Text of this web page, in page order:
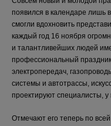
появился в календаре лишь
смогли вдохновить
каждый год 16 ноября
и талантливейших людей
профессиональный
электропередач,
системы и автотрассы,
проектируют специалисты, у
Отмечают его теперь по